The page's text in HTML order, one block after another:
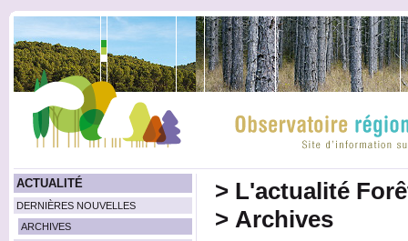
ACTUALITÉ
DERNIÈRES NOUVELLES
ARCHIVES
> L'actualité
> Archives